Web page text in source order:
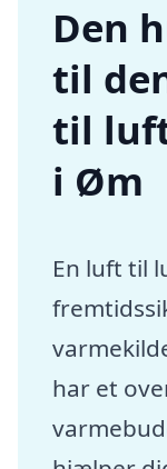
Den
til
til
i Øm
En luft til
har et